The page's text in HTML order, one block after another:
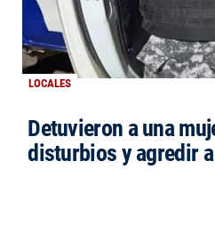
LOCALES
Detuvieron a una
disturbios y agredir